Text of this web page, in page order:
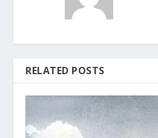
RELATED POSTS